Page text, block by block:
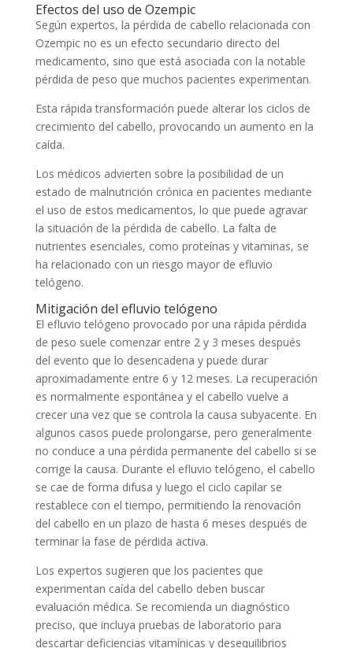
Efectos del uso de Ozempic
Según expertos, la pérdida de cabello relacionada con
Ozempic no es un efecto secundario directo del
medicamento, sino que está asociada con la notable
pérdida de peso que muchos pacientes experimentan.
Esta rápida transformación puede alterar los ciclos de
crecimiento del cabello, provocando un aumento en la
caída.
Los médicos advierten sobre la posibilidad de un
estado de malnutrición crónica en pacientes mediante
el uso de estos medicamentos, lo que puede agravar
la situación de la pérdida de cabello. La falta de
nutrientes esenciales, como proteínas y vitaminas, se
ha relacionado con un riesgo mayor de efluvio
telógeno.
Mitigación del efluvio telógeno
El efluvio telógeno provocado por una rápida pérdida
de peso suele comenzar entre 2 y 3 meses después
del evento que lo desencadena y puede durar
aproximadamente entre 6 y 12 meses. La recuperación
es normalmente espontánea y el cabello vuelve a
crecer una vez que se controla la causa subyacente. En
algunos casos puede prolongarse, pero generalmente
no conduce a una pérdida permanente del cabello si se
corrige la causa. Durante el efluvio telógeno, el cabello
se cae de forma difusa y luego el ciclo capilar se
restablece con el tiempo, permitiendo la renovación
del cabello en un plazo de hasta 6 meses después de
terminar la fase de pérdida activa.
Los expertos sugieren que los pacientes que
experimentan caída del cabello deben buscar
evaluación médica. Se recomienda un diagnóstico
preciso, que incluya pruebas de laboratorio para
descartar deficiencias vitamínicas y desequilibrios